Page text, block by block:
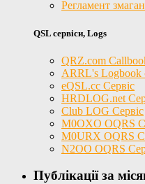
Регламент
QSL сервіси, Logs
QRZ.com
ARRL's Logbook
eQSL.cc Сервіс
HRDLOG.net
Club LOG Сервіс
M0OXO OQRS
M0URX OQRS
N2OO OQRS
Публікації за